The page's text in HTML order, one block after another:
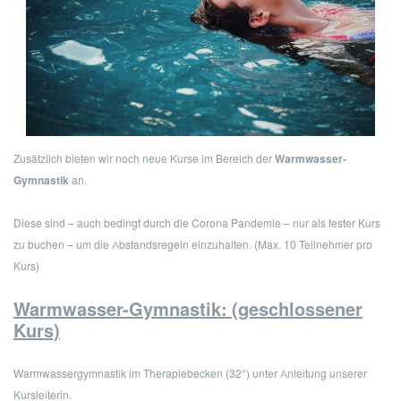
Zusätzlich bieten wir noch neue Kurse im Bereich der Warmwasser-
Gymnastik an.
Diese sind – auch bedingt durch die Corona Pandemie – nur als fester Kurs
zu buchen – um die Abstandsregeln einzuhalten. (Max. 10 Teilnehmer pro
Kurs)
Warmwasser-Gymnastik: (geschlossener
Kurs)
Warmwassergymnastik im Therapiebecken (32°) unter Anleitung unserer
Kursleiterin.